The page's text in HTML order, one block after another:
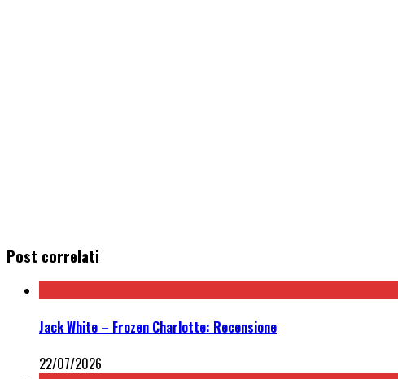
Post correlati
Jack White – Frozen Charlotte: Recensione
22/07/2026